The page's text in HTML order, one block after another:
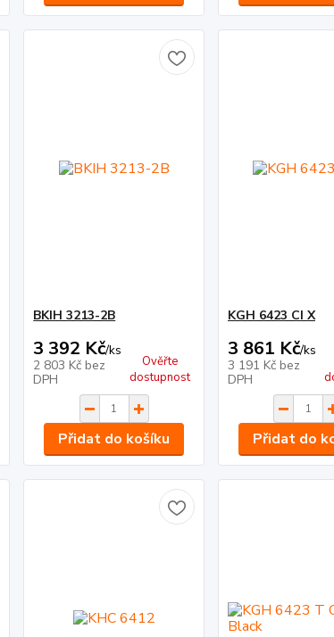
BKIH 3213-2B
3 392 Kč/ks
2 803 Kč bez
DPH
Ověřte
dostupnost
Přidat do košíku
KGH 6423 CI X
3 861 Kč/ks
3 191 Kč bez
DPH
Přidat do